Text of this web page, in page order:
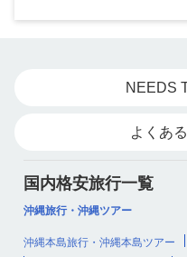
NEEDS
よくあ
国内格安旅行一覧
沖縄旅行・沖縄ツアー
沖縄本島旅行・沖縄本島ツアー